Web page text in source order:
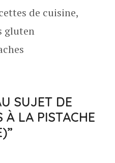
de cuisine,
gluten
SUJET DE
À LA PISTACHE